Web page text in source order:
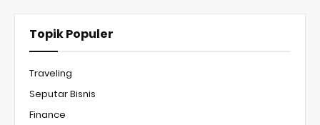
Topik Populer
Traveling
Seputar Bisnis
Finance